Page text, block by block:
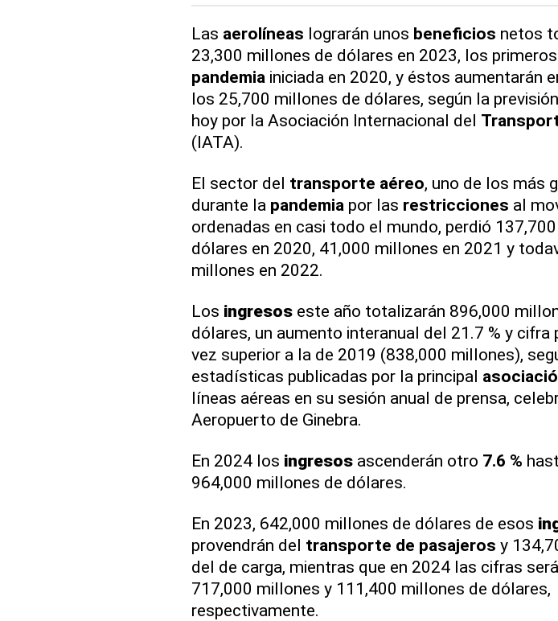
Las aerolíneas lograrán unos beneficios netos
23,300 millones de dólares en 2023, los
pandemia iniciada en 2020, y éstos aumentarán
los 25,700 millones de dólares, según la
hoy por la Asociación Internacional del
(IATA).
El sector del transporte aéreo, uno de los más
durante la pandemia por las restricciones al
ordenadas en casi todo el mundo, perdió
dólares en 2020, 41,000 millones en 2021 y
millones en 2022.
Los ingresoseste año totalizarán 896,000
dólares, un aumento interanual del 21.7 % y cifra
vez superior a la de 2019 (838,000 millones),
estadísticas publicadas por la principal
líneas aéreas en su sesión anual de prensa,
Aeropuerto de Ginebra.
En 2024 los ingresosascenderán otro 7.6 %
964,000 millones de dólares.
En 2023, 642,000 millones de dólares de esos
provendrán del transporte de pasajeros y
del de carga, mientras que en 2024 las cifras
717,000 millones y 111,400 millones de dólares,
respectivamente.